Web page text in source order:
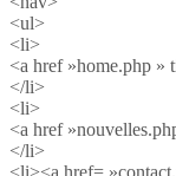
<ul>
<li>
<a href »home.php »
</li>
<li>
<a href
</li>
<li><a href=